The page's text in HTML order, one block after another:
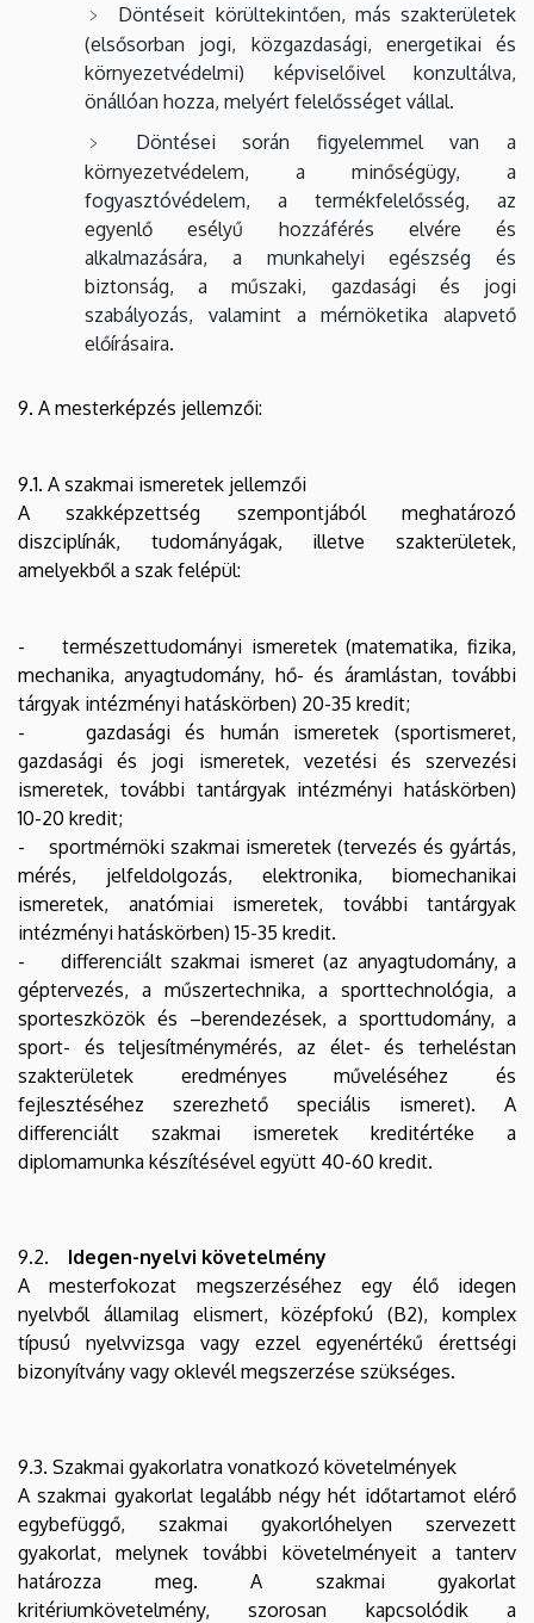
Döntéseit körültekintően, más szakterületek
(elsősorban jogi, közgazdasági, energetikai és
környezetvédelmi) képviselőivel konzultálva,
önállóan hozza, melyért felelősséget vállal.
Döntései során figyelemmel van a
környezetvédelem, a minőségügy, a
fogyasztóvédelem, a termékfelelősség, az
egyenlő esélyű hozzáférés elvére és
alkalmazására, a munkahelyi egészség és
biztonság, a műszaki, gazdasági és jogi
szabályozás, valamint a mérnöketika alapvető
előírásaira.
9. A mesterképzés jellemzői:
9.1. A szakmai ismeretek jellemzői
A szakképzettség szempontjából meghatározó
diszciplínák, tudományágak, illetve szakterületek,
amelyekből a szak felépül:
- természettudományi ismeretek (matematika, fizika,
mechanika, anyagtudomány, hő- és áramlástan, további
tárgyak intézményi hatáskörben) 20-35 kredit;
- gazdasági és humán ismeretek (sportismeret,
gazdasági és jogi ismeretek, vezetési és szervezési
ismeretek, további tantárgyak intézményi hatáskörben)
10-20 kredit;
- sportmérnöki szakmai ismeretek (tervezés és gyártás,
mérés, jelfeldolgozás, elektronika, biomechanikai
ismeretek, anatómiai ismeretek, további tantárgyak
intézményi hatáskörben) 15-35 kredit.
- differenciált szakmai ismeret (az anyagtudomány, a
géptervezés, a műszertechnika, a sporttechnológia, a
sporteszközök és –berendezések, a sporttudomány, a
sport- és teljesítménymérés, az élet- és terheléstan
szakterületek eredményes műveléséhez és
fejlesztéséhez szerezhető speciális ismeret). A
differenciált szakmai ismeretek kreditértéke a
diplomamunka készítésével együtt 40-60 kredit.
9.2. Idegen-nyelvi követelmény
A mesterfokozat megszerzéséhez egy élő idegen
nyelvből államilag elismert, középfokú (B2), komplex
típusú nyelvvizsga vagy ezzel egyenértékű érettségi
bizonyítvány vagy oklevél megszerzése szükséges.
9.3. Szakmai gyakorlatra vonatkozó követelmények
A szakmai gyakorlat legalább négy hét időtartamot elérő
egybefüggő, szakmai gyakorlóhelyen szervezett
gyakorlat, melynek további követelményeit a tanterv
határozza meg. A szakmai gyakorlat
kritériumkövetelmény, szorosan kapcsolódik a